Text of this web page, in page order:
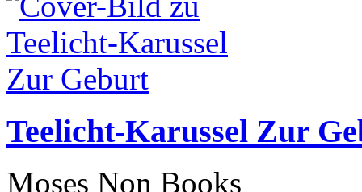
Teelicht-Karussel Zur
Moses Non Books